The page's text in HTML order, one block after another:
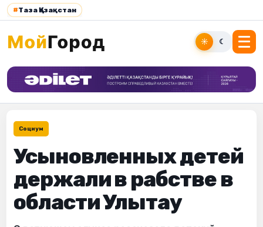
#Таза Қазақстан
☀ ☾
Социум
Усыновленных детей
держали в рабстве в
области Улытау